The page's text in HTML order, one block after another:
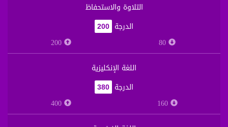
التلاوة والاستحفاظ
الدرجة
200
200
اللغة الإنكليزية
الدرجة
380
160
400